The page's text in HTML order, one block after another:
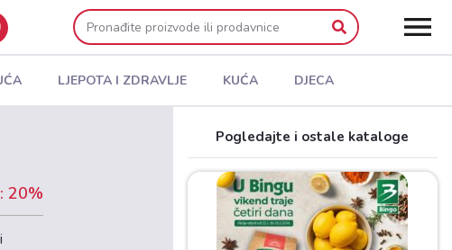
LJEPOTA I ZDRAVLJE KUĆA DJECA
20%
Pogledajte i ostale kataloge